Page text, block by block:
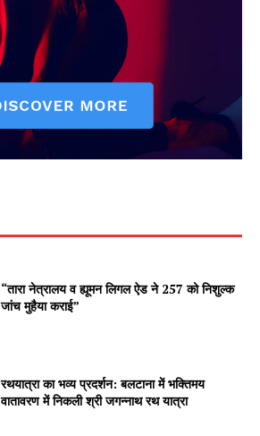
“तारा नेत्रालय व ह्यूमन लिगल ऐड ने 257 को निशुल्क
जांच मुहैया कराई”
रथयात्रा का भव्य प्रदर्शन: बलटाना में भक्तिमय
वातावरण में निकली श्री जगन्नाथ रथ यात्रा